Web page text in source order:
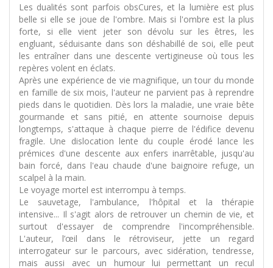
Les dualités sont parfois obsCures, et la lumière est plus
belle si elle se joue de l'ombre. Mais si l'ombre est la plus
forte, si elle vient jeter son dévolu sur les êtres, les
engluant, séduisante dans son déshabillé de soi, elle peut
les entraîner dans une descente vertigineuse où tous les
repères volent en éclats.
Après une expérience de vie magnifique, un tour du monde
en famille de six mois, l'auteur ne parvient pas à reprendre
pieds dans le quotidien. Dès lors la maladie, une vraie bête
gourmande et sans pitié, en attente sournoise depuis
longtemps, s'attaque à chaque pierre de l'édifice devenu
fragile. Une dislocation lente du couple érodé lance les
prémices d'une descente aux enfers inarrêtable, jusqu'au
bain forcé, dans l'eau chaude d'une baignoire refuge, un
scalpel à la main.
Le voyage mortel est interrompu à temps.
Le sauvetage, l'ambulance, l'hôpital et la thérapie
intensive... Il s'agit alors de retrouver un chemin de vie, et
surtout d'essayer de comprendre l'incompréhensible.
L'auteur, l’œil dans le rétroviseur, jette un regard
interrogateur sur le parcours, avec sidération, tendresse,
mais aussi avec un humour lui permettant un recul